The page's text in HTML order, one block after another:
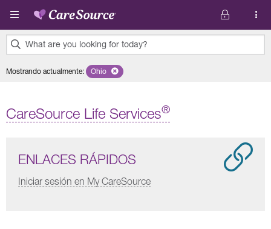
Pasar al contenido principal
What are you looking for today?
results
Mostrando actualmente: Remove selected state 'Ohio'
Ohio
CareSource Life Services®
ENLACES RÁPIDOS
Iniciar sesión en My CareSource